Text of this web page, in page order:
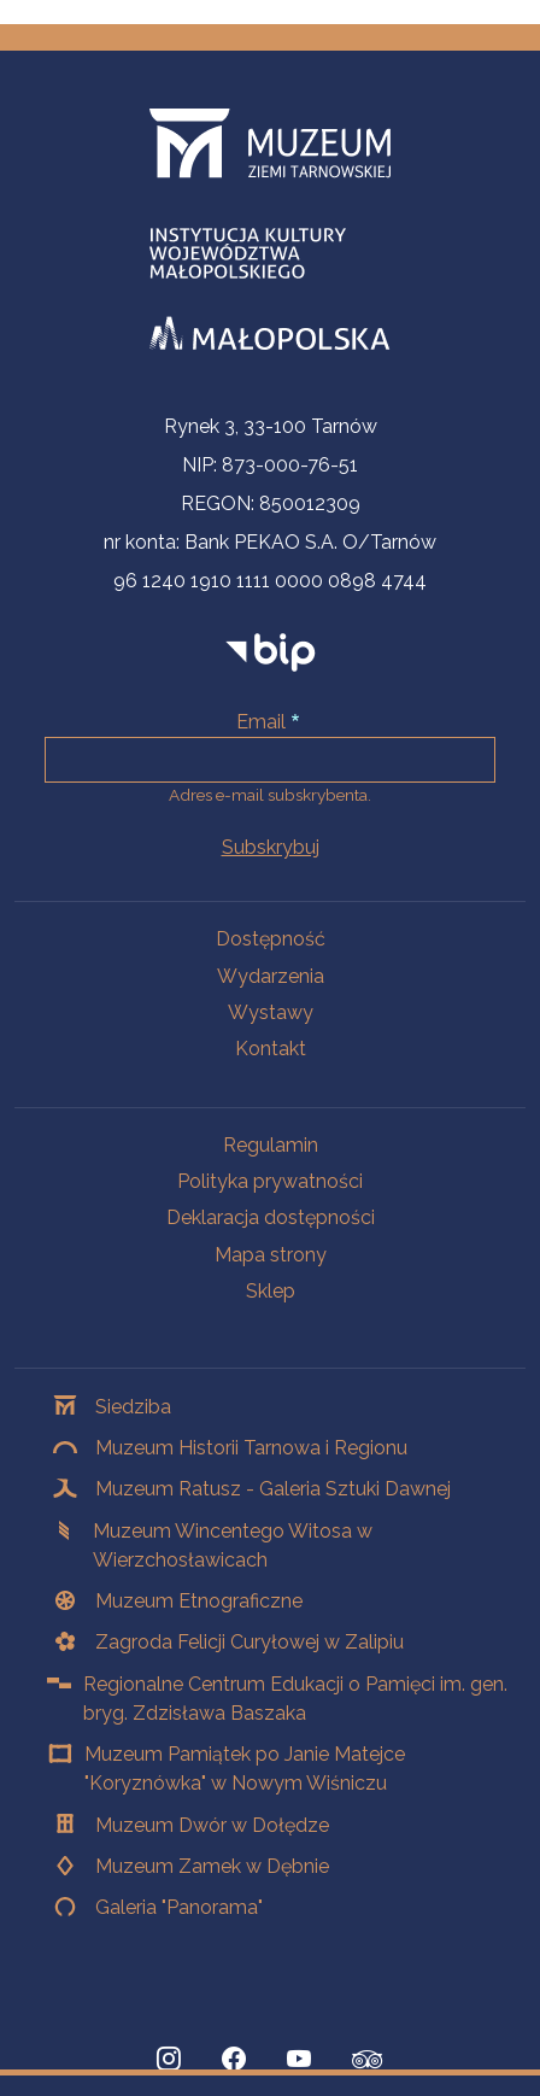
Informacje kontaktoweRynek 3, 33-100 Tarnów
NIP: 873-000-76-51
REGON: 850012309
nr konta: Bank PEKAO S.A. O/Tarnów
96 1240 1910 1111 0000 0898 4744
Email
Adres e-mail subskrybenta.
Dostępność
Wydarzenia
Wystawy
Kontakt
Regulamin
Polityka prywatności
Deklaracja dostępności
Mapa strony
Sklep
Siedziba
Muzeum Historii Tarnowa i Regionu
Muzeum Ratusz - Galeria Sztuki Dawnej
Muzeum Wincentego Witosa w
Wierzchosławicach
Muzeum Etnograficzne
Zagroda Felicji Curyłowej w Zalipiu
Regionalne Centrum Edukacji o Pamięci im. gen.
bryg. Zdzisława Baszaka
Muzeum Pamiątek po Janie Matejce
"Koryznówka" w Nowym Wiśniczu
Muzeum Dwór w Dołędze
Muzeum Zamek w Dębnie
Galeria "Panorama"